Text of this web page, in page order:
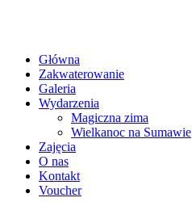
Główna
Zakwaterowanie
Galeria
Wydarzenia
Magiczna zima
Wielkanoc na Sumawie
Zajęcia
O nas
Kontakt
Voucher